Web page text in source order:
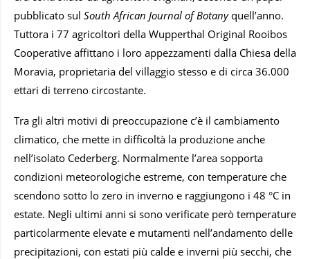
pubblicato sul South African Journal of Botanyquell’anno.
Tuttora i 77 agricoltori della Wupperthal Original Rooibos
Cooperative affittano i loro appezzamenti dalla Chiesa della
Moravia, proprietaria del villaggio stesso e di circa 36.000
ettari di terreno circostante.
Tra gli altri motivi di preoccupazione c’è il cambiamento
climatico, che mette in difficoltà la produzione anche
nell’isolato Cederberg. Normalmente l’area sopporta
condizioni meteorologiche estreme, con temperature che
scendono sotto lo zero in inverno e raggiungono i 48 °C in
estate. Negli ultimi anni si sono verificate però temperature
particolarmente elevate e mutamenti nell’andamento delle
precipitazioni, con estati più calde e inverni più secchi, che